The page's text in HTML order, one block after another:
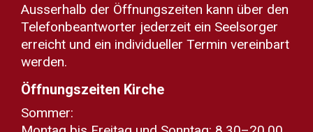
Ausserhalb der Öffnungszeiten kann über den
Telefonbeantworter jederzeit ein Seelsorger
erreicht und ein individueller Termin vereinbart
werden.
Öffnungszeiten Kirche
Sommer: